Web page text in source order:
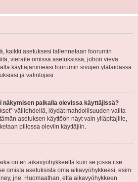
kaikki asetuksesi tallennetaan foorumin
vieraile omissa asetuksissa, johon vievä
käyttäjänimeäsi foorumin sivujen ylälaidassa.
ja valintojasi.
näkymisen paikalla olevissa käyttäjissä?
välilehdellä, löydät mahdollisuuden valita
asetuksen käyttöön näyt vain ylläpitäjille,
piilossa oleviin käyttäjiin.
on eri aikavyöhykkeeltä kuin se jossa itse
omista asetuksista oma aikavyöhykkeesi, esim.
jne. Huomaathan, että aikavyöhykkeen